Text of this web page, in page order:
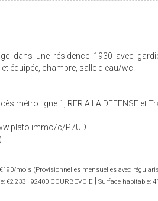
dans une résidence 1930 avec
équipée, chambre, salle d'eau/wc.
métro ligne 1, RER A LA DEFENSE et
c/P7UD
mois (Provisionnelles mensuelles avec
€2 233 92400 COURBEVOIE Surface habitable: